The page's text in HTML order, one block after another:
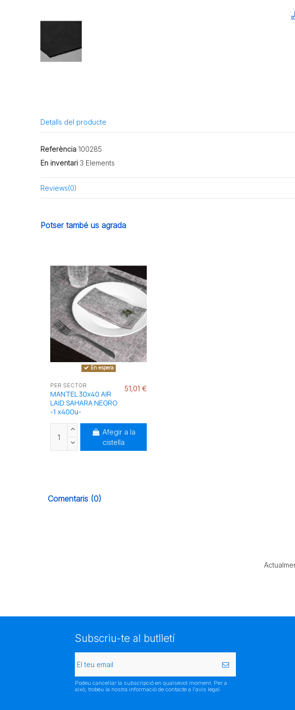
Detalls del producte
Referència 100285
En inventari 3 Elements
Reviews(0)
Potser també us agrada
En espera
PER SECTOR
MANTEL 30x40 AIR
LAID SAHARA NEGRO
-1 x400u-
51,01 €
Afegir a la
cistella
Comentaris (0)
Subscriu-te al butlletí
Podeu cancel·lar la subscripció en qualsevol moment. Per a
això, trobeu la nostra informació de contacte a l'avís legal.